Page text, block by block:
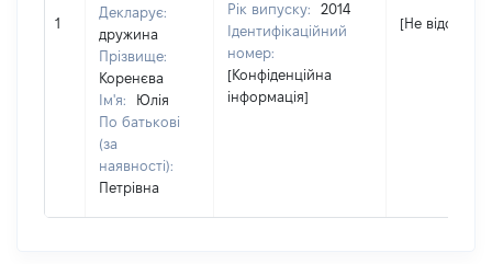
1
Декларує:
дружина
Прізвище:
Коренєва
Ім'я:
Юлія
По батькові
(за
наявності):
Петрівна
Рік випуску:
2014
Ідентифікаційний
номер:
[Конфіденційна
інформація]
[Не відомо]